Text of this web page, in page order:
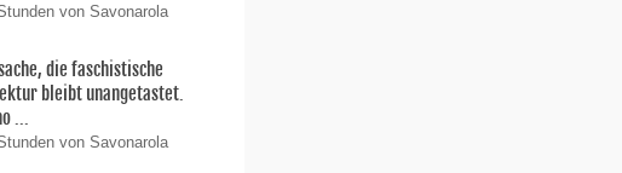
von Savonarola
die faschistische
bleibt unangetastet.
...
von Savonarola